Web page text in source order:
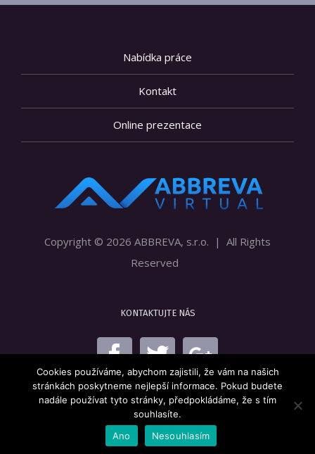
Nabídka práce
Kontakt
Online prezentace
Copyright © 2026 ABBREVA, s.r.o. | All Rights
Reserved
KONTAKTUJTE NÁS
Cookies používáme, abychom zajistili, že vám na našich
stránkách poskytneme nejlepší informace. Pokud budete
nadále používat tyto stránky, předpokládáme, že s tím
souhlasíte.
Ano
Nesouhlasím